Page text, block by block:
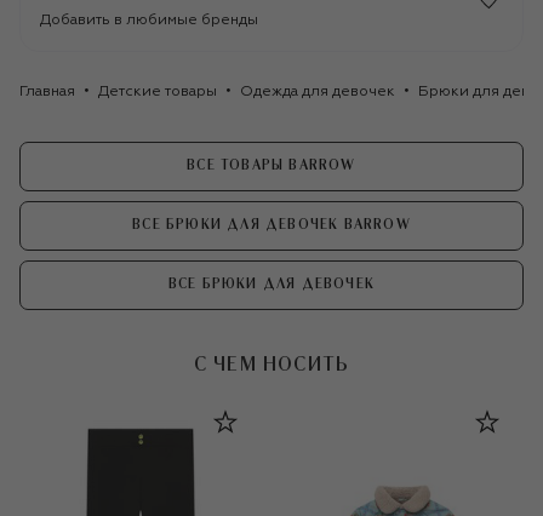
Добавить в любимые бренды
Главная Детские товары Одежда для девочек Брюки для
ВСЕ ТОВАРЫ BARROW
ВСЕ БРЮКИ ДЛЯ ДЕВОЧЕК BARROW
ВСЕ БРЮКИ ДЛЯ ДЕВОЧЕК
С ЧЕМ НОСИТЬ